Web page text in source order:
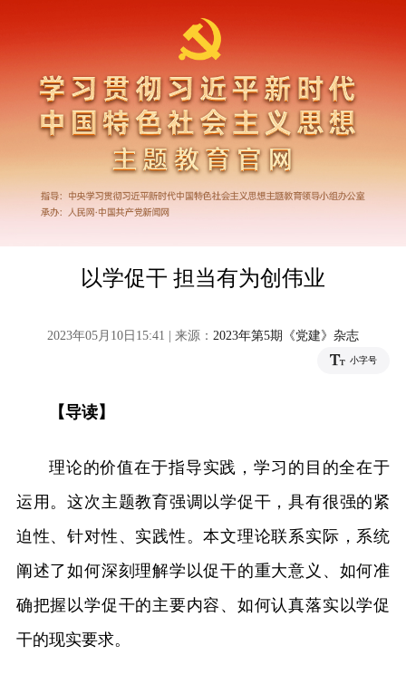
以学促干 担当有为创伟业
2023年05月10日15:41 | 来源： 2023年第5期《党建》杂志
小字号
【导读】
理论的价值在于指导实践，学习的目的全在于
运用。这次主题教育强调以学促干，具有很强的紧
迫性、针对性、实践性。本文理论联系实际，系统
阐述了如何深刻理解学以促干的重大意义、如何准
确把握以学促干的主要内容、如何认真落实以学促
干的现实要求。